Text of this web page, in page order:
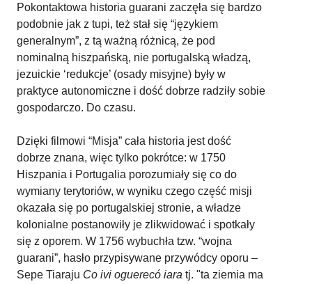
Pokontaktowa historia guarani zaczęła się bardzo
podobnie jak z tupi, też stał się “językiem
generalnym”, z tą ważną różnicą, że pod
nominalną hiszpańską, nie portugalską władzą,
jezuickie ‘redukcje’ (osady misyjne) były w
praktyce autonomiczne i dość dobrze radziły sobie
gospodarczo. Do czasu.
Dzięki filmowi “Misja” cała historia jest dość
dobrze znana, więc tylko pokrótce: w 1750
Hiszpania i Portugalia porozumiały się co do
wymiany terytoriów, w wyniku czego część misji
okazała się po portugalskiej stronie, a władze
kolonialne postanowiły je zlikwidować i spotkały
się z oporem. W 1756 wybuchła tzw. “wojna
guarani”, hasło przypisywane przywódcy oporu –
Sepe Tiaraju Co ivi oguerecó iara tj. "ta ziemia ma